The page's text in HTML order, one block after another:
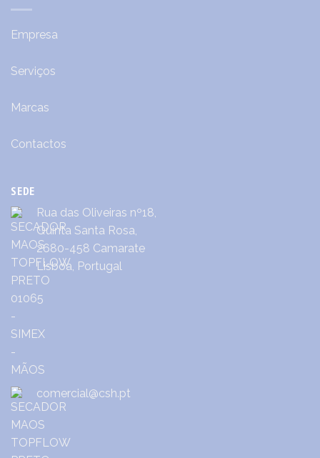
Empresa
Serviços
Marcas
Contactos
SEDE
Rua das Oliveiras nº18,
Quinta Santa Rosa,
2680-458 Camarate
Lisboa, Portugal
comercial@csh.pt